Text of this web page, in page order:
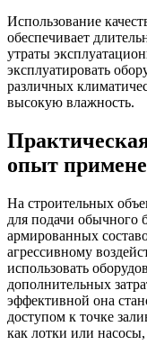
Использование
обеспечивает
утраты
эксплуатировать
различных
высокую влажность.
опыт
На строительных
для подачи обычного
армированных
агрессивному
использовать
дополнительных
эффективной она
доступом к точке
как лотки или